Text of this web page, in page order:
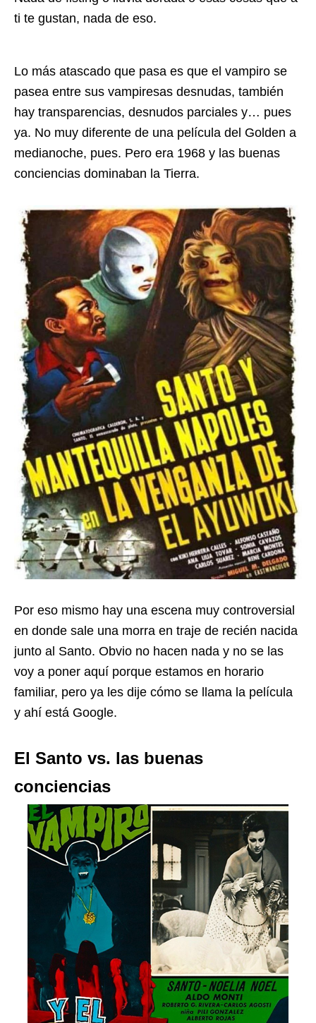
ti te gustan, nada de eso.
Lo más atascado que pasa es que el vampiro se
pasea entre sus vampiresas desnudas, también
hay transparencias, desnudos parciales y… pues
ya. No muy diferente de una película del Golden a
medianoche, pues. Pero era 1968 y las buenas
conciencias dominaban la Tierra.
Por eso mismo hay una escena muy controversial
en donde sale una morra en traje de recién nacida
junto al Santo. Obvio no hacen nada y no se las
voy a poner aquí porque estamos en horario
familiar, pero ya les dije cómo se llama la película
y ahí está Google.
El Santo vs. las buenas
conciencias